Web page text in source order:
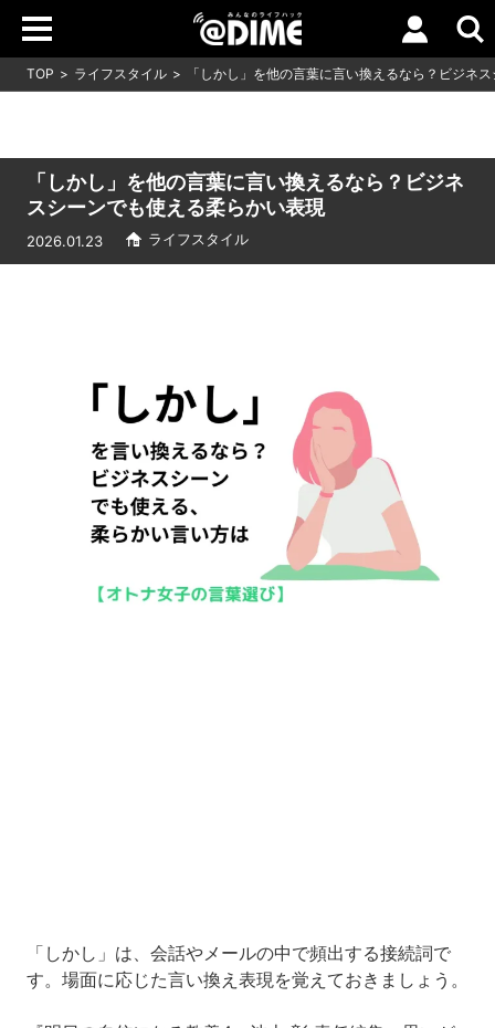
TOP ライフスタイル 「しかし」を他の言葉に言い換えるなら？ビジネ
「しかし」を他の言葉に言い換えるなら？ビジネ
スシーンでも使える柔らかい表現
2026.01.23 ライフスタイル
「しかし」は、会話やメールの中で頻出する接続詞で
す。場面に応じた言い換え表現を覚えておきましょう。